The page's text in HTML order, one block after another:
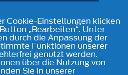
Cookie-Einstellungen klicken
„Bearbeiten“. Unter
durch die Anpassung der
Funktionen unserer
genutzt werden.
über die Nutzung von
Sie in unserer